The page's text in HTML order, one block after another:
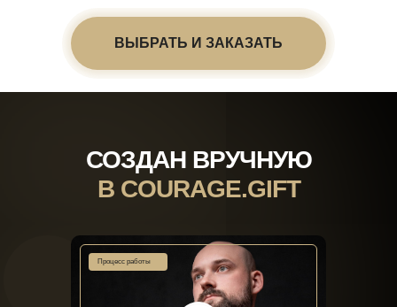
ВЫБРАТЬ И ЗАКАЗАТЬ
СОЗДАН ВРУЧНУЮ
В COURAGE.GIFT
Процесс работы